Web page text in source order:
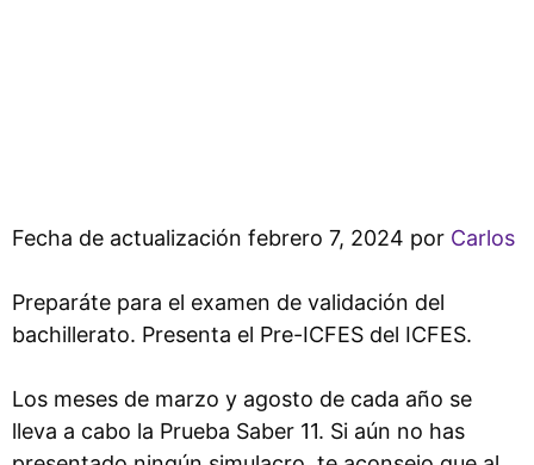
Fecha de actualización febrero 7, 2024 por Carlos
Preparáte para el examen de validación del
bachillerato. Presenta el Pre-ICFES del ICFES.
Los meses de marzo y agosto de cada año se
lleva a cabo la Prueba Saber 11. Si aún no has